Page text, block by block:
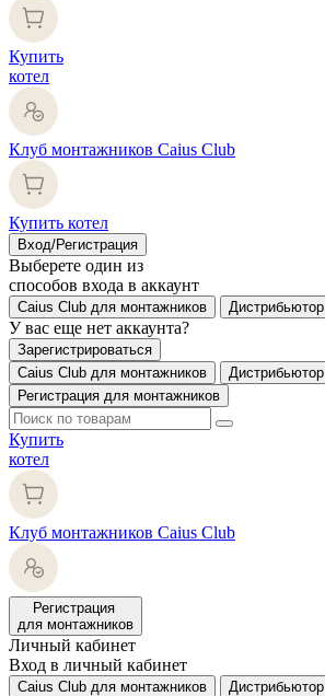
Купить
котел
Клуб монтажников Caius Club
Купить котел
Вход/Регистрация
Выберете один из
способов входа в аккаунт
Caius Club для монтажников Дистрибьютор
У вас еще нет аккаунта?
Зарегистрироваться
Caius Club для монтажников
Дистрибьютор
Регистрация для монтажников
Купить
котел
Клуб монтажников Caius Club
Регистрация
для монтажников
Личный кабинет
Вход в личный кабинет
Caius Club для монтажников Дистрибьютор